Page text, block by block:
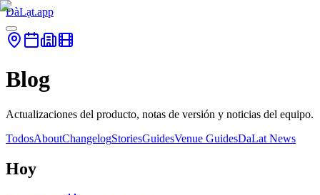
ĐàLạt.app
Blog
Actualizaciones del producto, notas de versión y noticias del equipo.
TodosAboutChangelogStoriesGuidesVenue GuidesDaLat News
Hoy